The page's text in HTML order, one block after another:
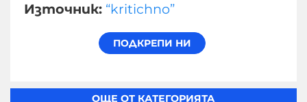
Източник: “kritichno”
ОЩЕ ОТ КАТЕГОРИЯТА